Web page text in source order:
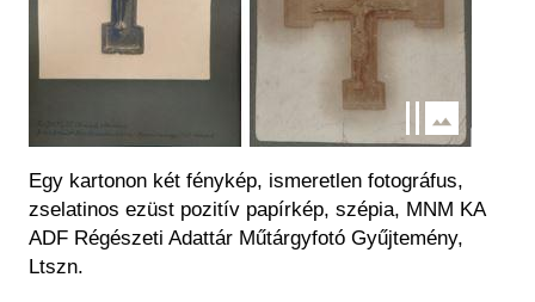
Egy kartonon két fénykép, ismeretlen fotográfus,
zselatinos ezüst pozitív papírkép, szépia, MNM KA
ADF Régészeti Adattár Műtárgyfotó Gyűjtemény,
Ltszn.